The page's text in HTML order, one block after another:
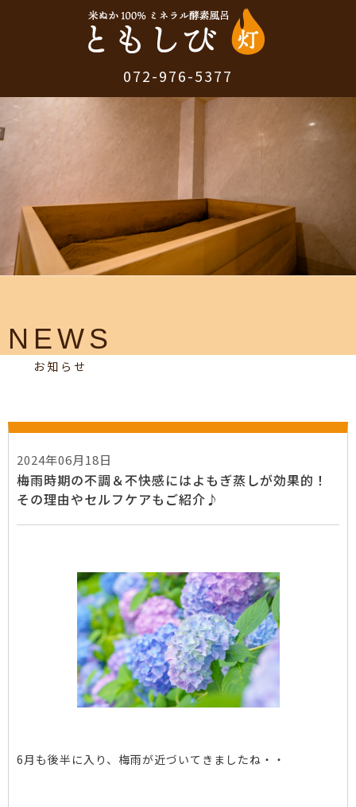
072-976-5377
NEWS
お知らせ
2024年06月18日
梅雨時期の不調＆不快感にはよもぎ蒸しが効果的！
その理由やセルフケアもご紹介♪
6月も後半に入り、梅雨が近づいてきましたね・・